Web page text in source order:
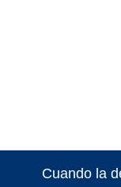
Cuando la